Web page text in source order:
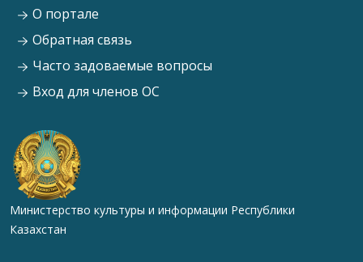
О портале
Обратная связь
Часто задоваемые вопросы
Вход для членов ОС
Министерство культуры и информации Республики
Казахстан